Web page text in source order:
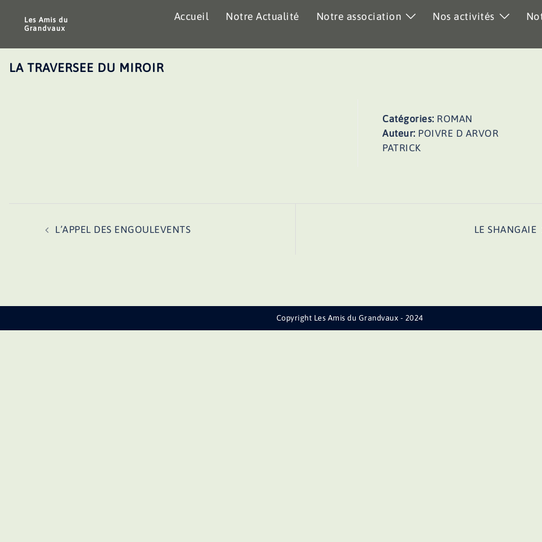
Les Amis du
Grandvaux
Accueil Notre Actualité Notre association Nos activités
LA TRAVERSEE DU MIROIR
Catégories: ROMAN
Auteur: POIVRE D ARVOR
PATRICK
L’APPEL DES ENGOULEVENTS LE SHANGAIE
Copyright Les Amis du Grandvaux - 2024